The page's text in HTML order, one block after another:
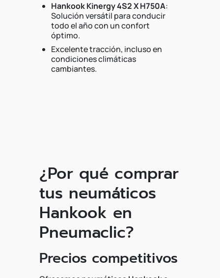
Hankook Kinergy 4S2 X H750A:
Solución versátil para conducir
todo el año con un confort
óptimo.
Excelente tracción, incluso en
condiciones climáticas
cambiantes.
¿Por qué comprar
tus neumáticos
Hankook en
Pneumaclic?
Precios competitivos